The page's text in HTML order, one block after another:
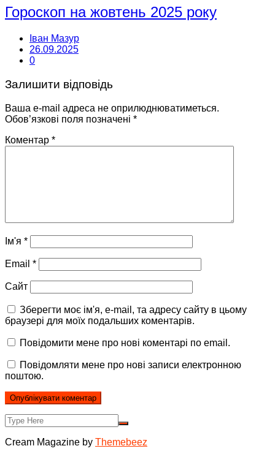
Гороскоп на жовтень 2025 року
Іван Мазур
26.09.2025
0
Залишити відповідь
Ваша e-mail адреса не оприлюднюватиметься.
Обов’язкові поля позначені *
Коментар *
Ім'я *
Email *
Сайт
Зберегти моє ім'я, e-mail, та адресу сайту в цьому
браузері для моїх подальших коментарів.
Повідомити мене про нові коментарі по email.
Повідомляти мене про нові записи електронною
поштою.
Cream Magazine by Themebeez